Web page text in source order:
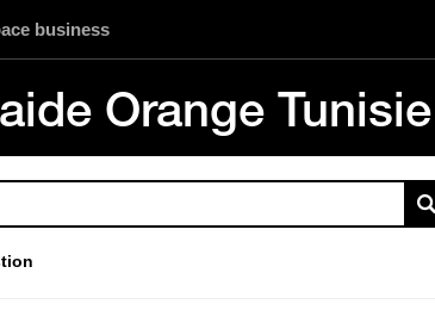
business
Orange Tunisie